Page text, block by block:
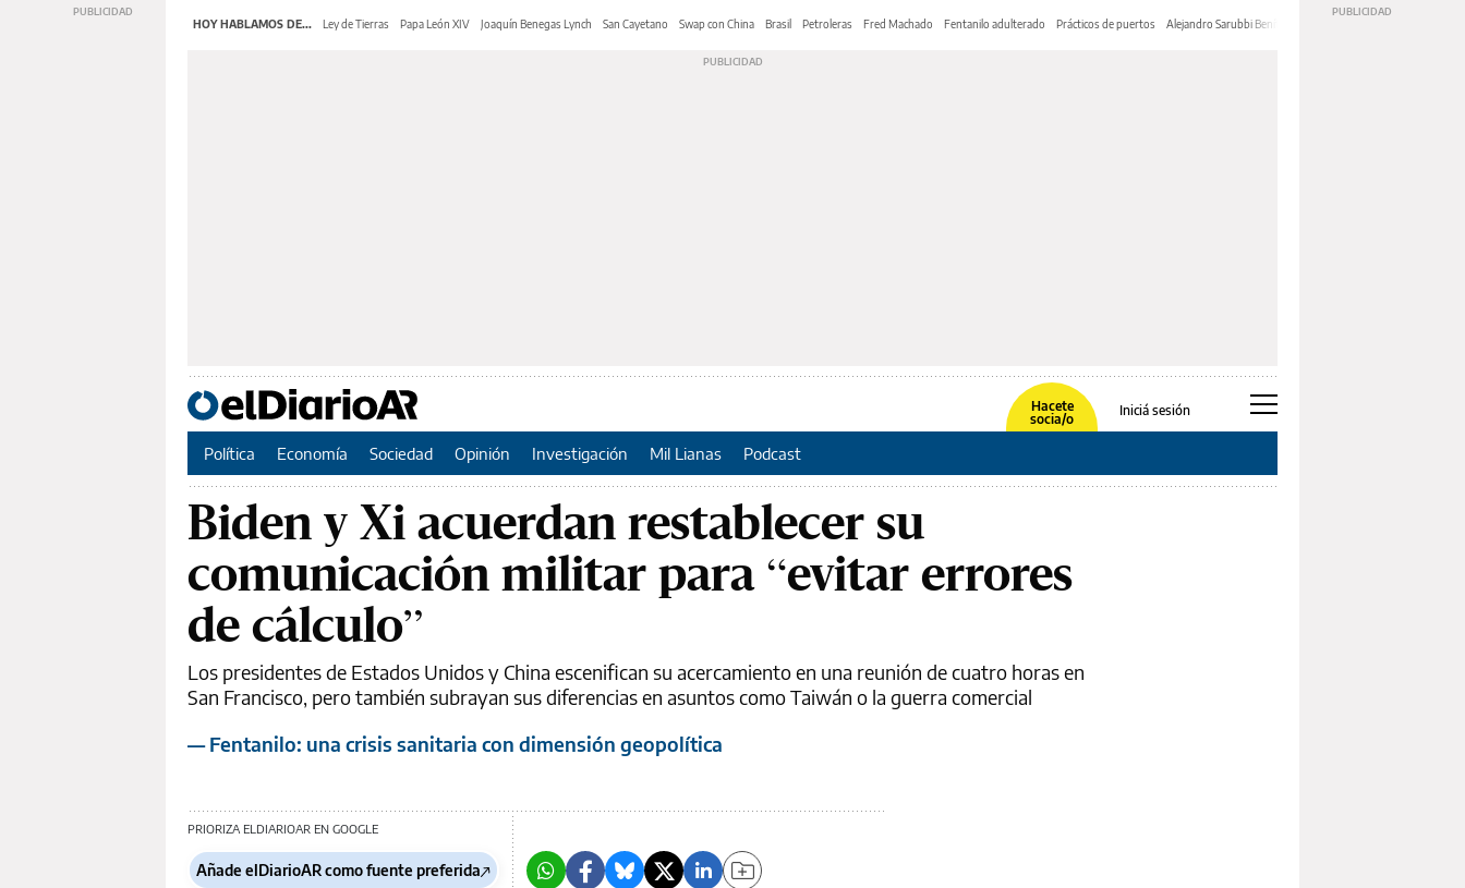
HOY HABLAMOS DE... Ley de Tierras Papa León XIV Joaquín Benegas Lynch San Cayetano Swap con China Brasil Petroleras Fred Machado Fentanilo adulterado Prácticos de puertos Alejandro Sarubbi Benítez
Hacete
socia/o
Iniciá sesión
Política Economía Sociedad Opinión Investigación Mil Lianas Podcast
Biden y Xi acuerdan restablecer su
comunicación militar para “evitar errores
de cálculo”
Los presidentes de Estados Unidos y China escenifican su acercamiento en una reunión de cuatro horas en
San Francisco, pero también subrayan sus diferencias en asuntos como Taiwán o la guerra comercial
— Fentanilo: una crisis sanitaria con dimensión geopolítica
PRIORIZA ELDIARIOAR EN GOOGLE
Añade elDiarioAR como fuente preferida